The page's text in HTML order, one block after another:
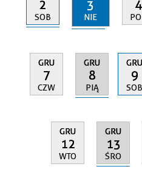
2
SOB
3
NIE
4
GRU
7
CZW
GRU
8
PIĄ
GRU
9
SOB
GRU
12
WTO
GRU
13
ŚRO